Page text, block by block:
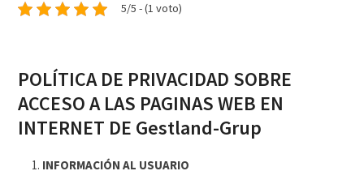
5/5 - (1 voto)
POLÍTICA DE PRIVACIDAD SOBRE
ACCESO A LAS PAGINAS WEB EN
INTERNET DE Gestland-Grup
INFORMACIÓN AL USUARIO